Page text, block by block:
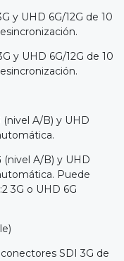
y UHD 6G/12G de 10
y UHD 6G/12G de 10
(nivel A/B) y UHD
(nivel A/B) y UHD
Puede
3G o UHD 6G
SDI 3G de